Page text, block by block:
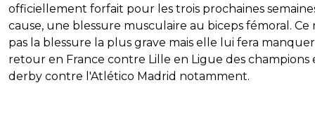
officiellement forfait pour les trois prochaines
cause, une blessure musculaire au biceps fémoral. Ce
pas la blessure la plus grave mais elle lui fera
retour en France contre Lille en Ligue des champions
derby contre l'Atlético Madrid notamment.